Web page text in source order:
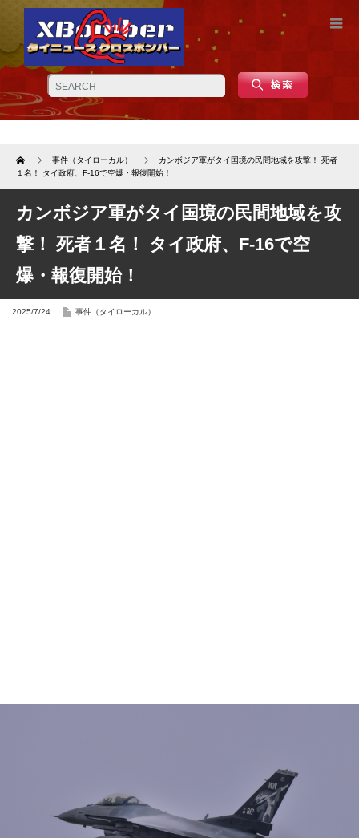
Home 事件（タイローカル）
カンボジア軍がタイ国境の民間地域を攻撃！ 死者
１名！ タイ政府、F-16で空爆・報復開始！
カンボジア軍がタイ国境の民間地域を攻
撃！ 死者１名！ タイ政府、F-16で空
爆・報復開始！
2025/7/24 事件（タイローカル）